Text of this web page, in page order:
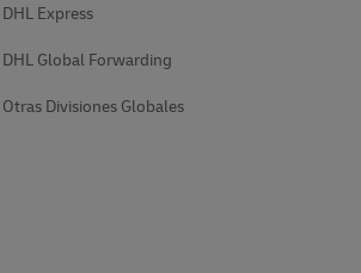
DHL Express
DHL Global Forwarding
Otras Divisiones Globales